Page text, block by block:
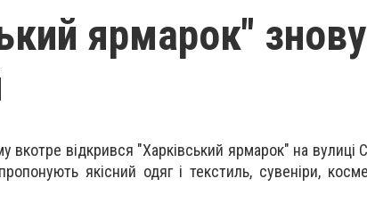
ярмарок"
вкотре відкрився "Харківський ярмарок" на вулиці
якісний одяг і текстиль, сувеніри,